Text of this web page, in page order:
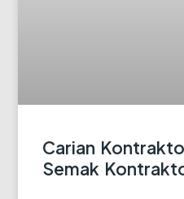
Carian
Semak